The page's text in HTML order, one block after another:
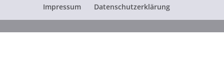
Impressum Datenschutzerklärung